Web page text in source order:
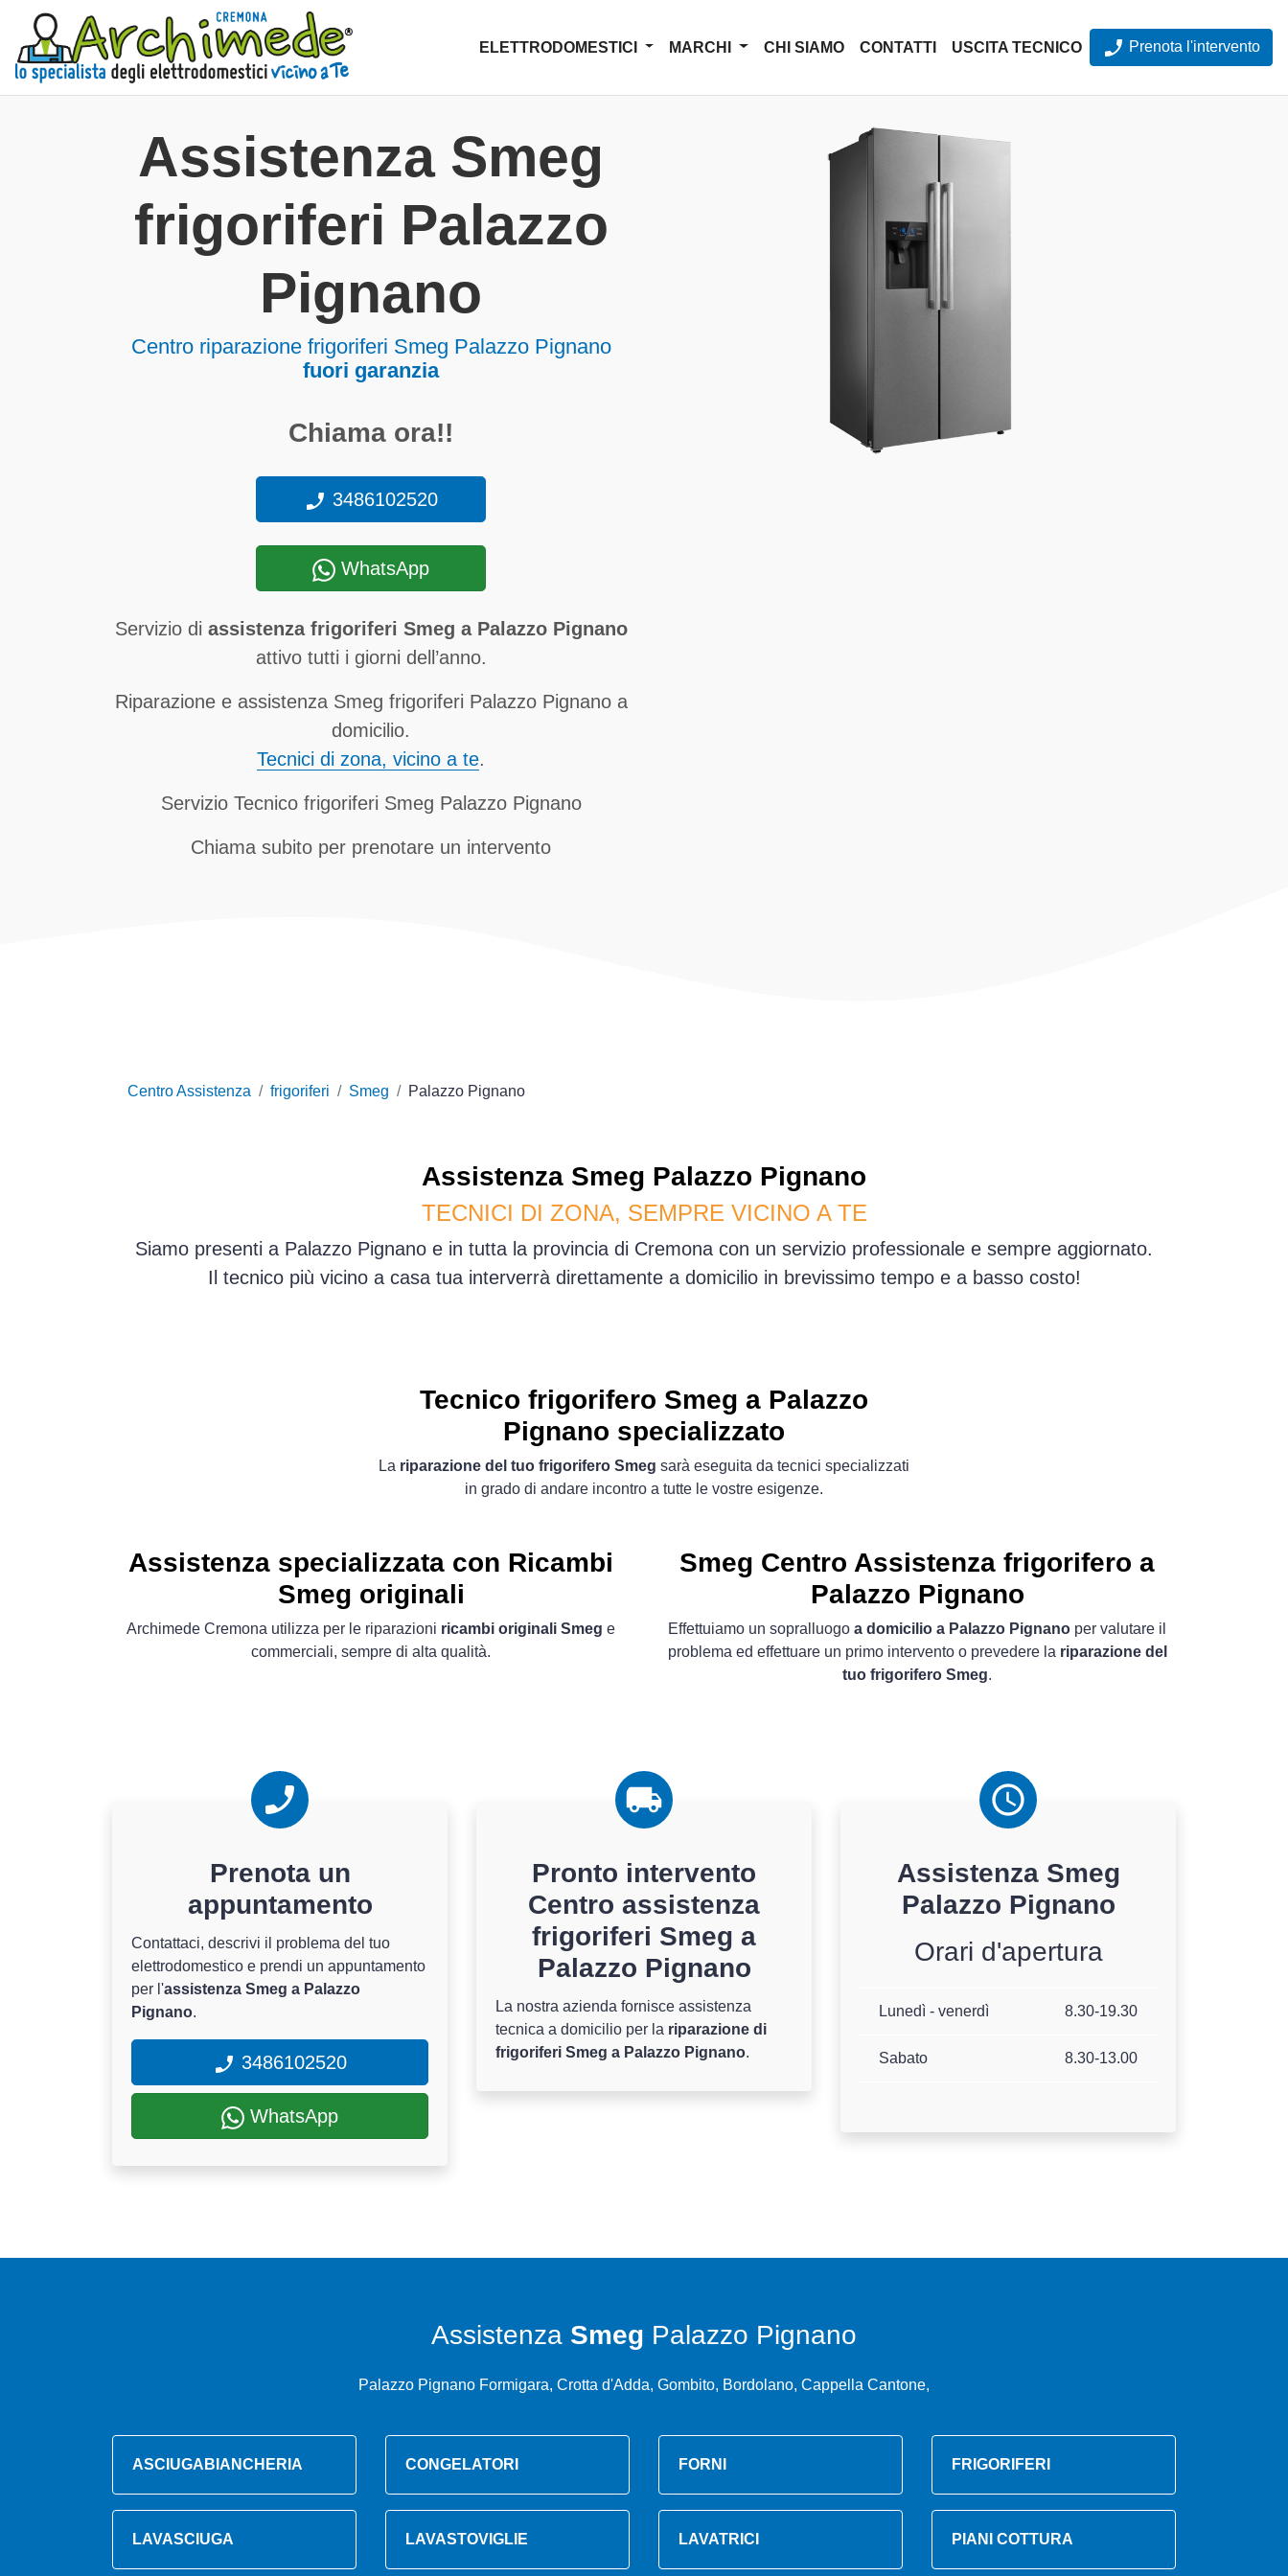
ELETTRODOMESTICI MARCHI CHI SIAMO CONTATTI USCITA TECNICO Prenota l'intervento
Assistenza Smeg
frigoriferi Palazzo
Pignano
Centro riparazione frigoriferi Smeg Palazzo Pignano
fuori garanzia
Chiama ora!!
3486102520
WhatsApp
Servizio di assistenza frigoriferi Smeg a Palazzo Pignano
attivo tutti i giorni dell’anno.
Riparazione e assistenza Smeg frigoriferi Palazzo Pignano a
domicilio.
Tecnici di zona, vicino a te.
Servizio Tecnico frigoriferi Smeg Palazzo Pignano
Chiama subito per prenotare un intervento
Centro Assistenza frigoriferi Smeg Palazzo Pignano
Assistenza Smeg Palazzo Pignano
TECNICI DI ZONA, SEMPRE VICINO A TE
Siamo presenti a Palazzo Pignano e in tutta la provincia di Cremona con un servizio professionale e sempre aggiornato.
Il tecnico più vicino a casa tua interverrà direttamente a domicilio in brevissimo tempo e a basso costo!
Tecnico frigorifero Smeg a Palazzo
Pignano specializzato
La riparazione del tuo frigorifero Smeg sarà eseguita da tecnici specializzati
in grado di andare incontro a tutte le vostre esigenze.
Assistenza specializzata con Ricambi
Smeg originali
Archimede Cremona utilizza per le riparazioni ricambi originali Smeg e
commerciali, sempre di alta qualità.
Smeg Centro Assistenza frigorifero a
Palazzo Pignano
Effettuiamo un sopralluogo a domicilio a Palazzo Pignano per valutare il
problema ed effettuare un primo intervento o prevedere la riparazione del
tuo frigorifero Smeg.
Prenota un
appuntamento
Contattaci, descrivi il problema del tuo
elettrodomestico e prendi un appuntamento
per l'assistenza Smeg a Palazzo
Pignano.
3486102520
WhatsApp
Pronto intervento
Centro assistenza
frigoriferi Smeg a
Palazzo Pignano
La nostra azienda fornisce assistenza
tecnica a domicilio per la riparazione di
frigoriferi Smeg a Palazzo Pignano.
Assistenza Smeg
Palazzo Pignano
Orari d'apertura
Lunedì - venerdì 8.30-19.30
Sabato 8.30-13.00
Assistenza Smeg Palazzo Pignano
Palazzo Pignano Formigara, Crotta d'Adda, Gombito, Bordolano, Cappella Cantone,
ASCIUGABIANCHERIA CONGELATORI FORNI FRIGORIFERI
LAVASCIUGA LAVASTOVIGLIE LAVATRICI PIANI COTTURA